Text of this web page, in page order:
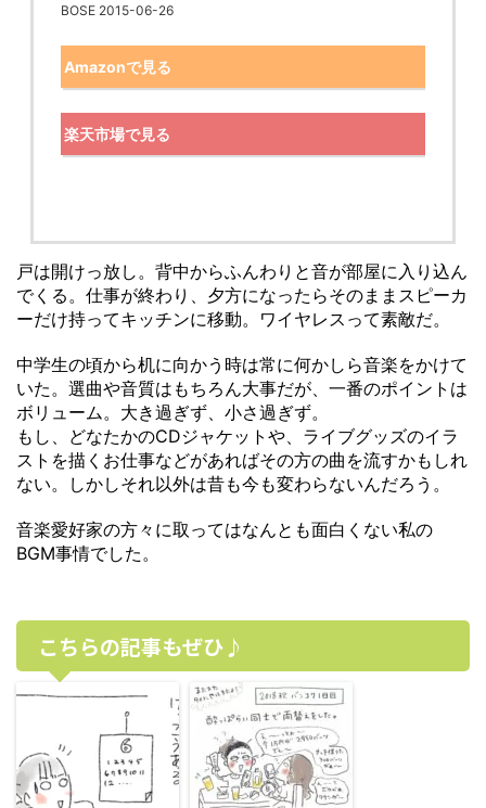
BOSE 2015-06-26
Amazonで見る
楽天市場で見る
戸は開けっ放し。背中からふんわりと音が部屋に入り込ん
でくる。仕事が終わり、夕方になったらそのままスピーカ
ーだけ持ってキッチンに移動。ワイヤレスって素敵だ。
中学生の頃から机に向かう時は常に何かしら音楽をかけて
いた。選曲や音質はもちろん大事だが、一番のポイントは
ボリューム。大き過ぎず、小さ過ぎず。
もし、どなたかのCDジャケットや、ライブグッズのイラ
ストを描くお仕事などがあればその方の曲を流すかもしれ
ない。しかしそれ以外は昔も今も変わらないんだろう。
音楽愛好家の方々に取ってはなんとも面白くない私の
BGM事情でした。
こちらの記事もぜひ♪